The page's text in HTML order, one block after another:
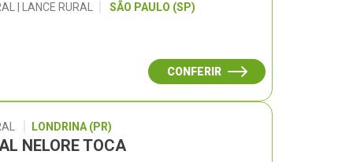
| LANCE RURAL SÃO PAULO (SP)
CONFERIR
LONDRINA (PR)
NELORE TOCA